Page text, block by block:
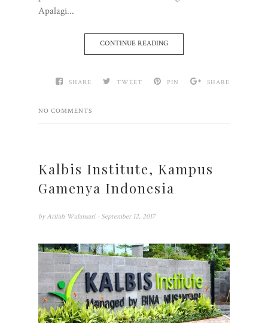
Apalagi...
CONTINUE READING
SHARE TWEET PIN SHARE
NO COMMENTS
Kalbis Institute, Kampus
Gamenya Indonesia
by Arifah Wulansari - September 12, 2017